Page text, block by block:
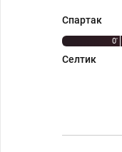
0'
Спартак
Селтик